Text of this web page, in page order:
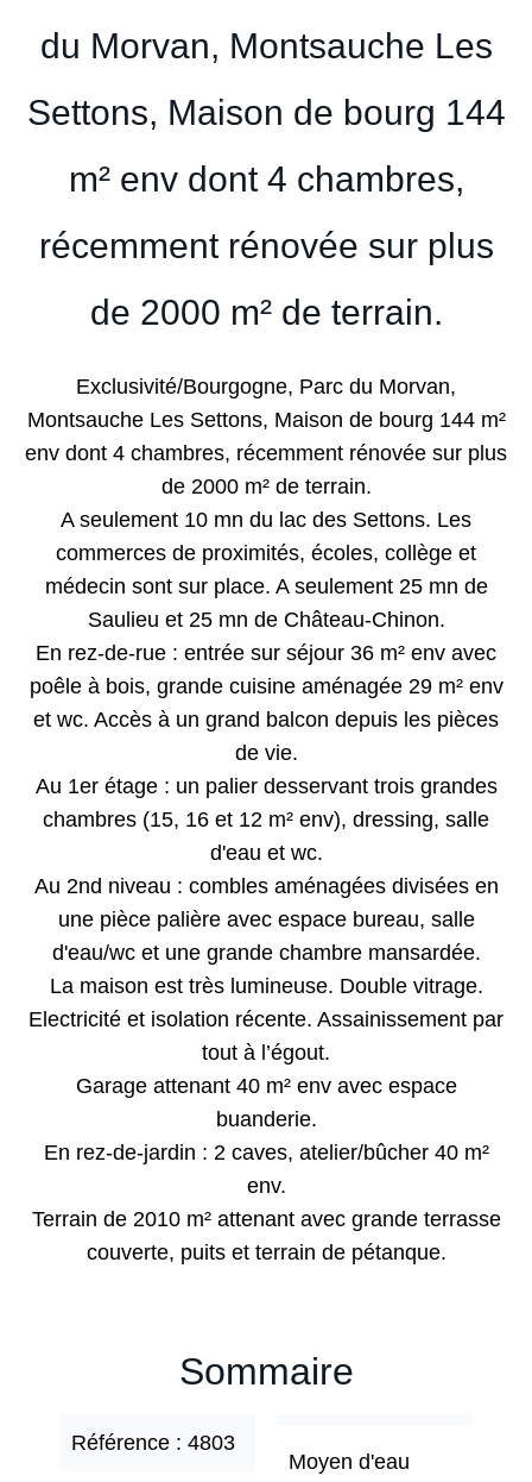
du Morvan, Montsauche Les
Settons, Maison de bourg 144
m² env dont 4 chambres,
récemment rénovée sur plus
de 2000 m² de terrain.
Exclusivité/Bourgogne, Parc du Morvan,
Montsauche Les Settons, Maison de bourg 144 m²
env dont 4 chambres, récemment rénovée sur plus
de 2000 m² de terrain.
A seulement 10 mn du lac des Settons. Les
commerces de proximités, écoles, collège et
médecin sont sur place. A seulement 25 mn de
Saulieu et 25 mn de Château-Chinon.
En rez-de-rue : entrée sur séjour 36 m² env avec
poêle à bois, grande cuisine aménagée 29 m² env
et wc. Accès à un grand balcon depuis les pièces
de vie.
Au 1er étage : un palier desservant trois grandes
chambres (15, 16 et 12 m² env), dressing, salle
d'eau et wc.
Au 2nd niveau : combles aménagées divisées en
une pièce palière avec espace bureau, salle
d'eau/wc et une grande chambre mansardée.
La maison est très lumineuse. Double vitrage.
Electricité et isolation récente. Assainissement par
tout à l’égout.
Garage attenant 40 m² env avec espace
buanderie.
En rez-de-jardin : 2 caves, atelier/bûcher 40 m²
env.
Terrain de 2010 m² attenant avec grande terrasse
couverte, puits et terrain de pétanque.
Sommaire
Référence 4803
Moyen d'eau